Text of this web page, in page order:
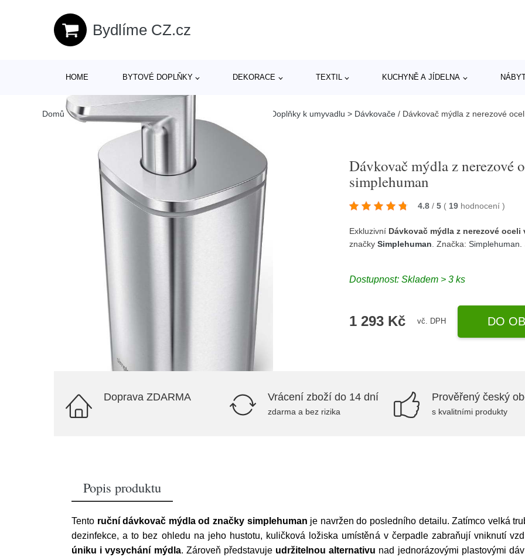
Bydlíme CZ.cz
HOME BYTOVÉ DOPLŇKY DEKORACE TEXTIL KUCHYNĚ A JÍDELNA
Domů /Produkty/> Bytové doplňky > Doplňky do koupelny > Doplňky k umyvadlu > Dávkovače / Dávkovač mýdla z nerezové
Dávkovač mýdla z nerezové
simplehuman
4.8 / 5 ( 19 hodnocení)
Exkluzivní Dávkovač mýdla z nerezové
značkySimplehuman . Značka:Simplehuman
Dostupnost:Skladem > 3 ks
1 293 Kč vč. DPH DO
Doprava ZDARMA Vrácení zboží do 14 dní
zdarma a bez rizika
Prověřený český
s kvalitními produkty
Popis produktu
Tento ruční dávkovač mýdla od značky simplehuman je navržen do posledního detailu. Zatímco velká
dezinfekce, a to bez ohledu na jeho hustotu, kuličková ložiska umístěná v čerpadle zabraňují vniknutí
úniku i vysychání mýdla. Zároveň představuje udržitelnou alternativu nad jednorázovými plastovými